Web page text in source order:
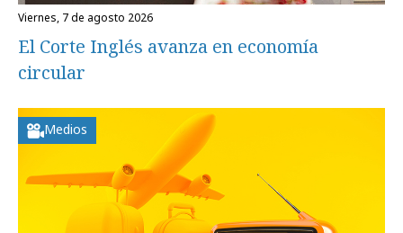
viernes, 7 de agosto 2026
El Corte Inglés avanza en economía
circular
Medios